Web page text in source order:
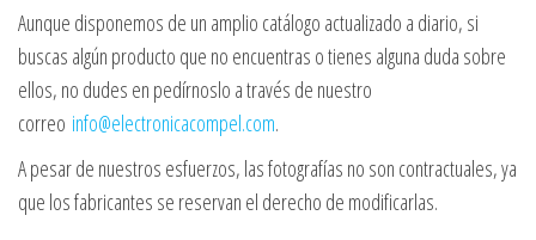
Aunque disponemos de un amplio catálogo actualizado a diario, si
buscas algún producto que no encuentras o tienes alguna duda sobre
ellos, no dudes en pedírnoslo a través de nuestro
correo info@electronicacompel.com.
A pesar de nuestros esfuerzos, las fotografías no son contractuales, ya
que los fabricantes se reservan el derecho de modificarlas.